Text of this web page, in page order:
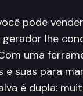
pode
lhe
uma
e suas para
é dupla: